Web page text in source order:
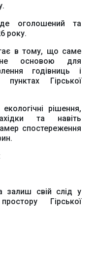
оголошений та
року.
в тому, що саме
основою для
годівниць і
Гірської
рішення,
та навіть
спостереження
залиш свій слід у
Гірської
адміністрація
Бориспільської
районної ради